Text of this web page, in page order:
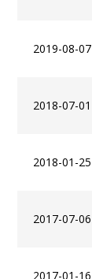
2019-08-07
2018-07-01
2018-01-25
2017-07-06
2017-01-16